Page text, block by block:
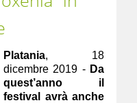
Platania, 18
dicembre 2019 - Da
quest’anno il
festival avrà anche